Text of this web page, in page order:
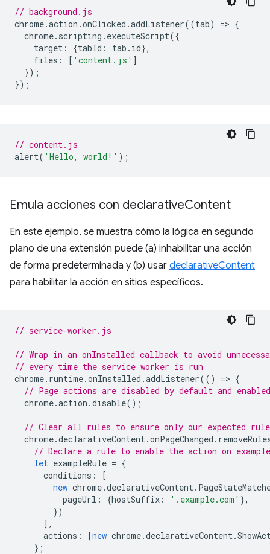
// background.js
chrome.action .onClicked .addListener((tab) => {
chrome. scripting . executeScript({
target : {tabId : tab . id},
files : [ 'content.js' ]
});
});
// content.js
alert( 'Hello, world!' );
Emula acciones con declarativeContent
En este ejemplo, se muestra cómo la lógica en segundo
plano de una extensión puede (a) inhabilitar una acción
de forma predeterminada y (b) usar declarativeContent
para habilitar la acción en sitios específicos.
// service-worker.js
// Wrap in an onInstalled callback to avoid
// every time the service worker is run
chrome. runtime.onInstalled .addListener(() => {
// Page actions are disabled by default and
chrome.action .disable();
// Clear all rules to ensure only our expected
chrome.declarativeContent.onPageChanged .
// Declare a rule to enable the action on
let exampleRule = {
conditions :
[
new chrome.declarativeContent.
pageUrl : {hostSuffix : '.example.com' },
})
],
actions : [new chrome.declarativeContent.
};